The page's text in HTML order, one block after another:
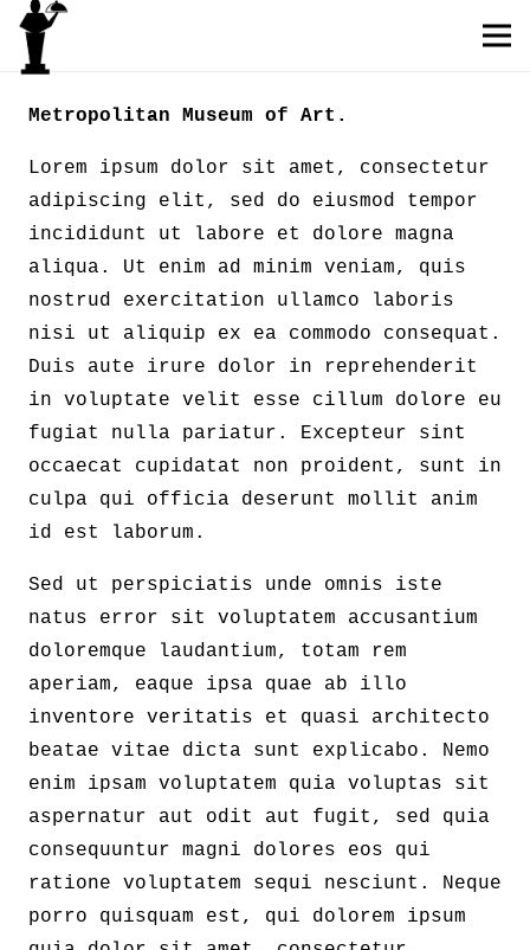
Metropolitan Museum of Art.
Lorem ipsum dolor sit amet, consectetur
adipiscing elit, sed do eiusmod tempor
incididunt ut labore et dolore magna
aliqua. Ut enim ad minim veniam, quis
nostrud exercitation ullamco laboris
nisi ut aliquip ex ea commodo consequat.
Duis aute irure dolor in reprehenderit
in voluptate velit esse cillum dolore eu
fugiat nulla pariatur. Excepteur sint
occaecat cupidatat non proident, sunt in
culpa qui officia deserunt mollit anim
id est laborum.
Sed ut perspiciatis unde omnis iste
natus error sit voluptatem accusantium
doloremque laudantium, totam rem
aperiam, eaque ipsa quae ab illo
inventore veritatis et quasi architecto
beatae vitae dicta sunt explicabo. Nemo
enim ipsam voluptatem quia voluptas sit
aspernatur aut odit aut fugit, sed quia
consequuntur magni dolores eos qui
ratione voluptatem sequi nesciunt. Neque
porro quisquam est, qui dolorem ipsum